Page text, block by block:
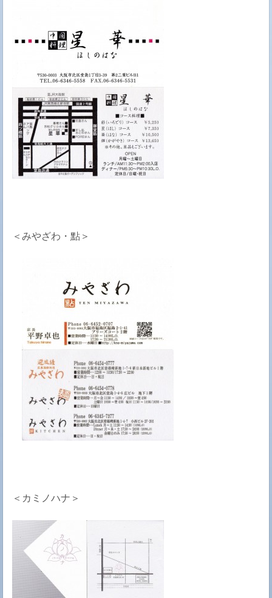
＜みやざわ・點＞
＜カミノハナ＞